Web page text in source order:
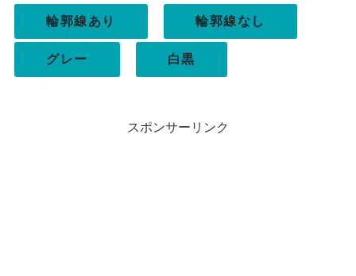
輪郭線あり 輪郭線なし
グレー 白黒
スポンサーリンク